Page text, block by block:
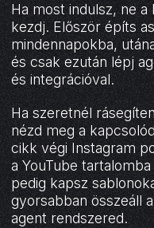
Ha most indulsz, ne
kezdj. Először építs
mindennapokba,
és csak ezután lépj
és integrációval.
Ha szeretnél
nézd meg a
cikk végi Instagram
a YouTube
pedig kapsz
gyorsabban összeáll
agent rendszered.